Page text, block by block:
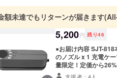
額未達でもリターンが届きます
5,200円 残り46
●お届け内容 SJT-
のノズル x 1 充電ケーブ
量限定！定価から
7,000円（税込）→
支援者：4人